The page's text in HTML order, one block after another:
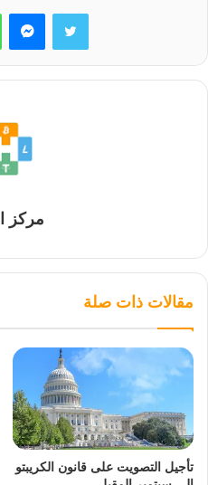
تويتر
مركز
مقالات ذات صلة
تأجيل التصويت على قانون الكريبتو